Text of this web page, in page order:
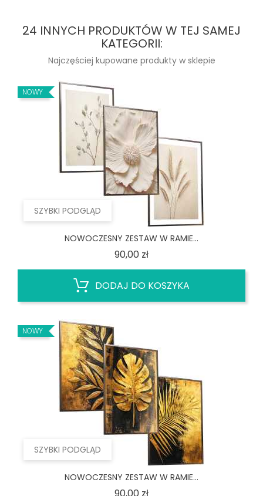
24 INNYCH PRODUKTÓW W TEJ SAMEJ
KATEGORII:
Najczęściej kupowane produkty w sklepie
SZYBKI PODGLĄD
NOWY
NOWOCZESNY ZESTAW W RAMIE...
90,00 złCena
DODAJ DO KOSZYKA
SZYBKI PODGLĄD
NOWY
NOWOCZESNY ZESTAW W RAMIE...
Cena